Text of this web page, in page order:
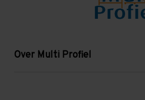
Over Multi Profiel